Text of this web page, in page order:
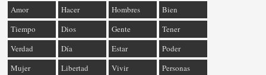
Amor
Hacer Hombres
Bien
Tiempo
Dios Gente
Tener
Verdad
Día Estar
Poder
Mujer
Libertad Vivir
Personas